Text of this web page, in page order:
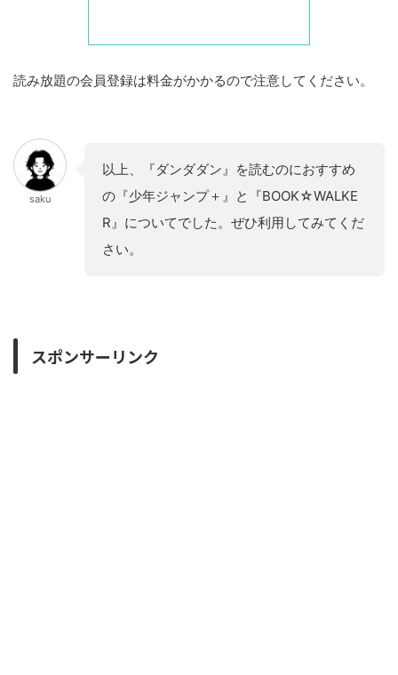
読み放題の会員登録は料金がかかるので注意してください。
saku
以上、『ダンダダン』を読むのにおすすめ
の『少年ジャンプ＋』と『BOOK☆WALKE
R』についてでした。ぜひ利用してみてくだ
さい。
スポンサーリンク